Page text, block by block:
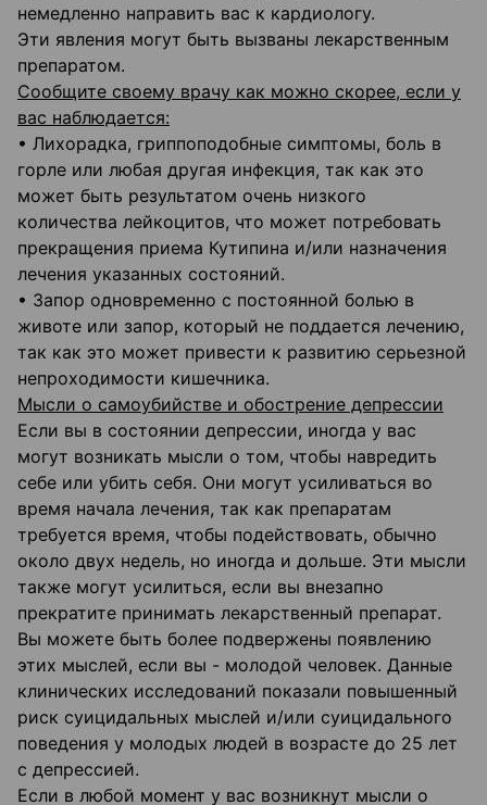
немедленно направить вас к кардиологу.
Эти явления могут быть вызваны лекарственным
препаратом.
Сообщите своему врачу как можно скорее, если у
вас наблюдается:
• Лихорадка, гриппоподобные симптомы, боль в
горле или любая другая инфекция, так как это
может быть результатом очень низкого
количества лейкоцитов, что может потребовать
прекращения приема Кутипина и/или назначения
лечения указанных состояний.
• Запор одновременно с постоянной болью в
животе или запор, который не поддается лечению,
так как это может привести к развитию серьезной
непроходимости кишечника.
Мысли о самоубийстве и обострение депрессии
Если вы в состоянии депрессии, иногда у вас
могут возникать мысли о том, чтобы навредить
себе или убить себя. Они могут усиливаться во
время начала лечения, так как препаратам
требуется время, чтобы подействовать, обычно
около двух недель, но иногда и дольше. Эти мысли
также могут усилиться, если вы внезапно
прекратите принимать лекарственный препарат.
Вы можете быть более подвержены появлению
этих мыслей, если вы - молодой человек. Данные
клинических исследований показали повышенный
риск суицидальных мыслей и/или суицидального
поведения у молодых людей в возрасте до 25 лет
с депрессией.
Если в любой момент у вас возникнут мысли о